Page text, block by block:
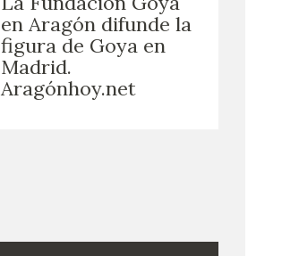
en Aragón difunde la
figura de Goya en
Madrid.
Aragónhoy.net